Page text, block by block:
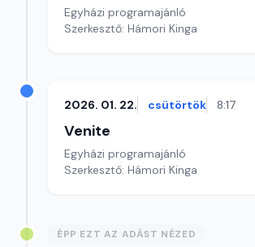
Egyházi programajánló
Szerkesztő: Hámori Kinga
2026. 01. 22. csütörtök 8:17
Venite
Egyházi programajánló
Szerkesztő: Hámori Kinga
ÉPP EZT AZ ADÁST NÉZED